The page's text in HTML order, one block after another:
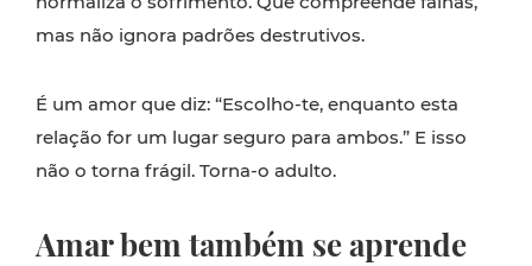
mas não ignora padrões destrutivos.
É um amor que diz: “Escolho-te, enquanto esta
relação for um lugar seguro para ambos.” E isso
não o torna frágil. Torna-o adulto.
Amar bem também se aprende